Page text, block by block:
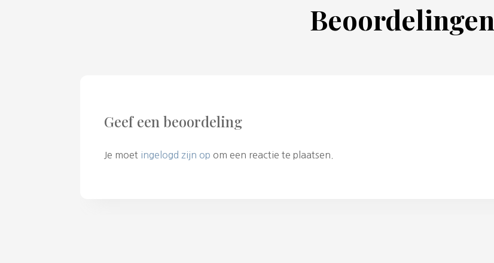
Beoordelingen
Geef een beoordeling
Je moet ingelogd zijn op om een reactie te plaatsen.